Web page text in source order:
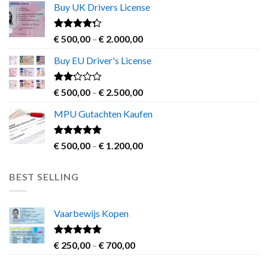
through
Buy UK Drivers License
Rated
out
of 5
€ 500,00 – € 2.000,00Price
€ 500,00
€ 2.000,00
Buy EU Driver's License
Rated
out
of 5
€ 500,00 – € 2.500,00Price
€ 500,00
€ 2.500,00
MPU Gutachten Kaufen
Rated5.00
out of 5
€ 500,00 – € 1.200,00Price
BEST SELLING
Vaarbewijs Kopen
Rated4.63
out of 5
€ 250,00 – € 700,00Price